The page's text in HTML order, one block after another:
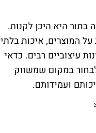
היא היכן לקנות.
המוצרים, איכות בלתי
עיצוביים רבים. כדאי
במקום שמשווק
ועמידותם.